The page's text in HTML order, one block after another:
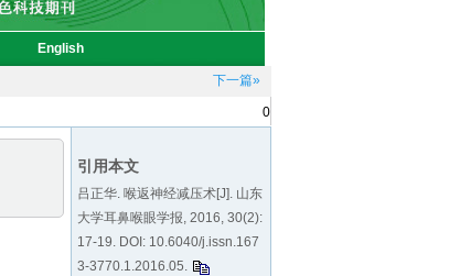
下一篇»
0
引用本文
吕正华. 喉返神经减压术[J]. 山东
大学耳鼻喉眼学报, 2016, 30(2):
17-19. DOI: 10.6040/j.issn.167
3-3770.1.2016.05.